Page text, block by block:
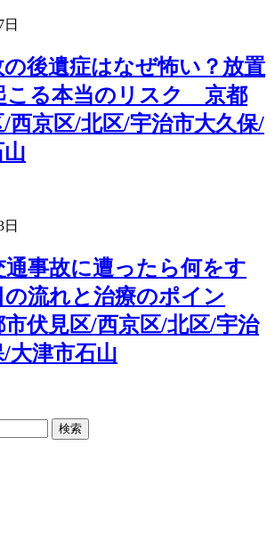
後遺症はなぜ怖い？放置
こる本当のリスク 京都
西京区/北区/宇治市大久保/
通事故に遭ったら何をす
の流れと治療のポイン
伏見区/西京区/北区/宇治
大津市石山